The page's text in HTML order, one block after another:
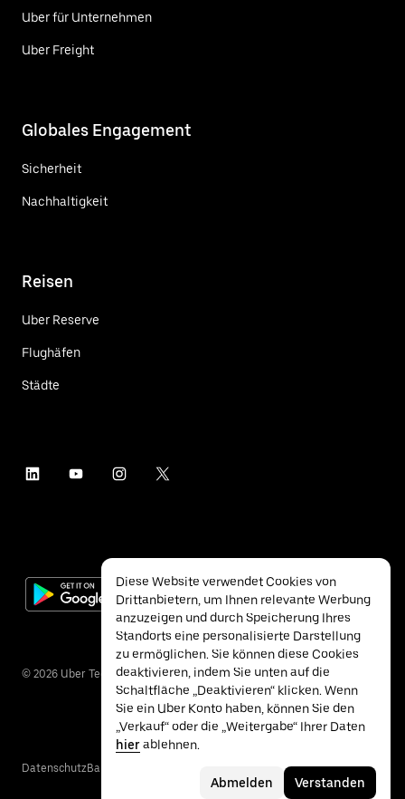
Uber für Unternehmen
Uber Freight
Globales Engagement
Sicherheit
Nachhaltigkeit
Reisen
Uber Reserve
Flughäfen
Städte
© 2026 Uber Technologies Inc.
DatenschutzBarrierefreiheit
Diese Website verwendet Cookies von
Drittanbietern, um Ihnen relevante Werbung
anzuzeigen und durch Speicherung Ihres
Standorts eine personalisierte Darstellung
zu ermöglichen. Sie können diese Cookies
deaktivieren, indem Sie unten auf die
Schaltfläche „Deaktivieren“ klicken. Wenn
Sie ein Uber Konto haben, können Sie den
„Verkauf“ oder die „Weitergabe“ Ihrer Daten
hierablehnen.
Abmelden Verstanden